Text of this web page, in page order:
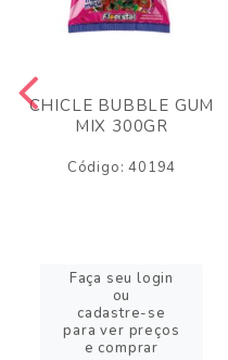
CHICLE BUBBLE GUM
MIX 300GR
Código: 40194
Faça seu login
ou
cadastre-se
para ver preços
e comprar